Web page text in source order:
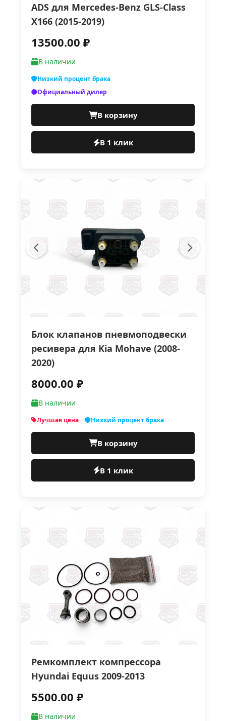
ADS для Mercedes-Benz GLS-Class
X166 (2015-2019)
13500.00 ₽
В наличии
Низкий процент брака
Официальный дилер
В корзину
В 1 клик
Блок клапанов пневмоподвески
ресивера для Kia Mohave (2008-
2020)
8000.00 ₽
В наличии
Лучшая цена Низкий процент брака
В корзину
В 1 клик
Ремкомплект компрессора
Нyundаi Еquus 2009-2013
5500.00 ₽
В наличии